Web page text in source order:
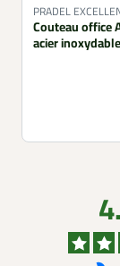
PRADEL
Couteau office
acier